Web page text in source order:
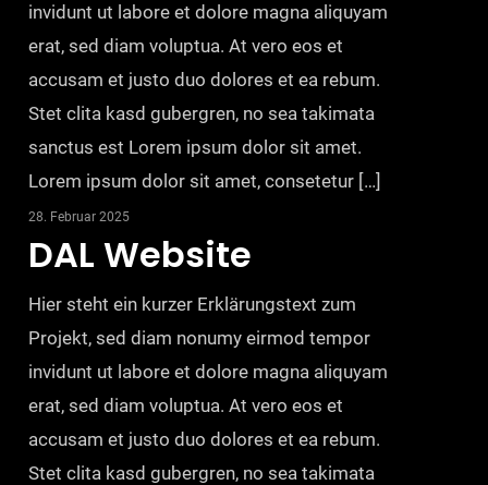
invidunt ut labore et dolore magna aliquyam
erat, sed diam voluptua. At vero eos et
accusam et justo duo dolores et ea rebum.
Stet clita kasd gubergren, no sea takimata
sanctus est Lorem ipsum dolor sit amet.
Lorem ipsum dolor sit amet, consetetur […]
28. Februar 2025
DAL Website
Hier steht ein kurzer Erklärungstext zum
Projekt, sed diam nonumy eirmod tempor
invidunt ut labore et dolore magna aliquyam
erat, sed diam voluptua. At vero eos et
accusam et justo duo dolores et ea rebum.
Stet clita kasd gubergren, no sea takimata